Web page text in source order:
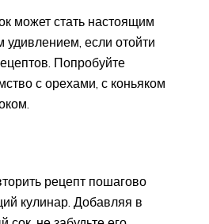
может стать настоящим
удивлением, если отойти
Попробуйте
с орехами, с коньяком
рецепт пошагово
кулинар. Добавляя в